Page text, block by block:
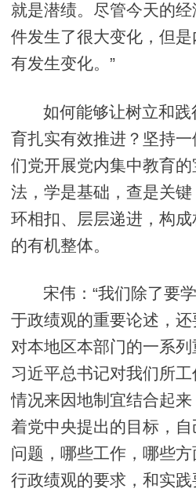
就是潜绩。尽管今天的
件发生了很大变化，但
有发生变化。”
如何能够让树立和
育扎实有效推进？坚持
们党开展党内集中教育
法，学是基础，查是关
环相扣、层层递进，构
的有机整体。
宋伟：“我们除了要
于政绩观的重要论述，
对本地区本部门的一系
习近平总书记对我们所
情况来因地制宜结合起来
着党中央提出的目标，
问题，哪些工作，哪些
行政绩观的要求，和实践